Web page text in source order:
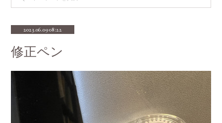
2023.06.09 08:22
修正ペン